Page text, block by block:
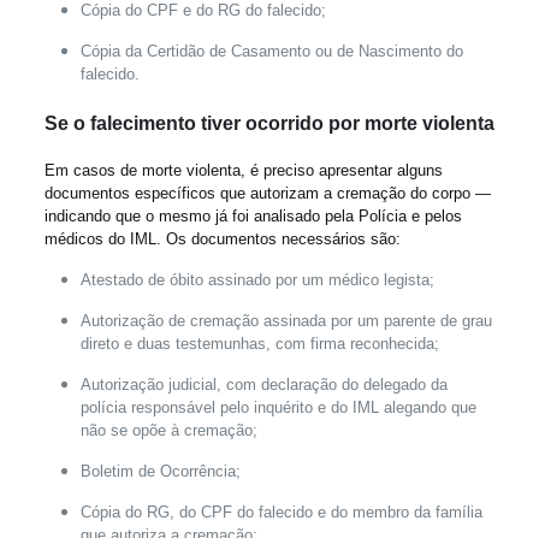
Cópia do CPF e do RG do falecido;
Cópia da Certidão de Casamento ou de Nascimento do
falecido.
Se o falecimento tiver ocorrido por morte violenta
Em casos de morte violenta, é preciso apresentar alguns
documentos específicos que autorizam a cremação do corpo —
indicando que o mesmo já foi analisado pela Polícia e pelos
médicos do IML. Os documentos necessários são:
Atestado de óbito assinado por um médico legista;
Autorização de cremação assinada por um parente de grau
direto e duas testemunhas, com firma reconhecida;
Autorização judicial, com declaração do delegado da
polícia responsável pelo inquérito e do IML alegando que
não se opõe à cremação;
Boletim de Ocorrência;
Cópia do RG, do CPF do falecido e do membro da família